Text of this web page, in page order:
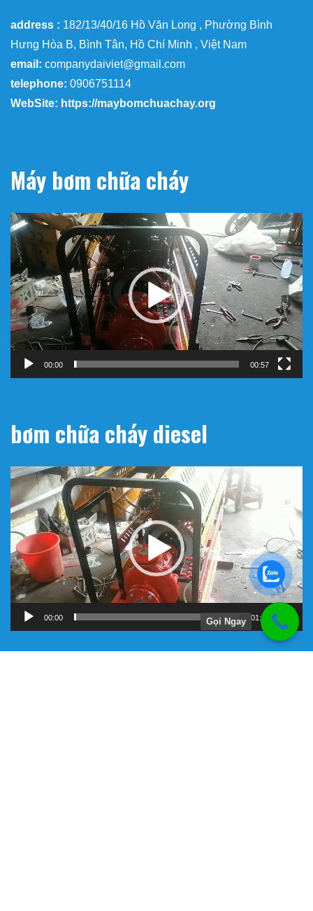
address : 182/13/40/16 Hồ Văn Long , Phường Bình
Hưng Hòa B, Bình Tân, Hồ Chí Minh , Việt Nam
email: companydaiviet@gmail.com
telephone: 0906751114
WebSite: https://maybomchuachay.org
Máy bơm chữa cháy
Trình
chơi
Video
00:00 00:57
bơm chữa cháy diesel
Trình
chơi
Video
00:00 01:11
Gọi Ngay